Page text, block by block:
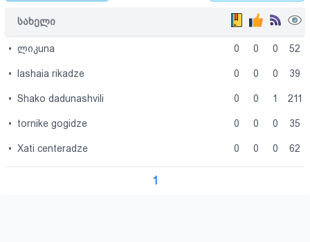
სახელი
• ლიკuna 0 0 0 52
• lashaia rikadze 0 0 0 39
• Shako dadunashvili 0 0 1 211
• tornike gogidze 0 0 0 35
• Xati centeradze 0 0 0 62
1